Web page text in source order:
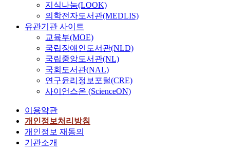
지식나눔(LOOK)
의학전자도서관(MEDLIS)
유관기관 사이트
교육부(MOE)
국립장애인도서관(NLD)
국립중앙도서관(NL)
국회도서관(NAL)
연구윤리정보포털(CRE)
사이언스온 (ScienceON)
이용약관
개인정보처리방침
개인정보 재동의
기관소개